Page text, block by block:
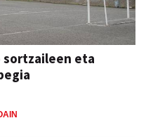
sortzaileen eta